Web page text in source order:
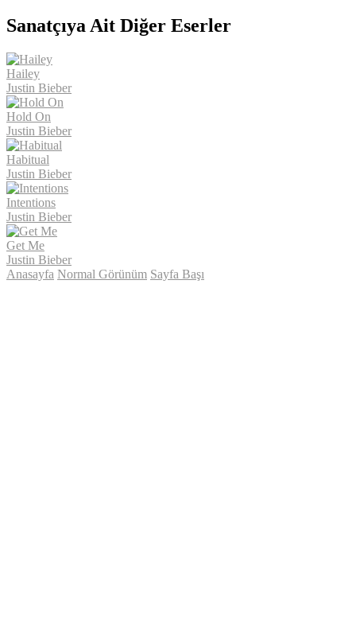
Sanatçıya Ait Diğer Eserler
Hailey
Justin Bieber
Hold On
Justin Bieber
Habitual
Justin Bieber
Intentions
Justin Bieber
Get Me
Justin Bieber
Anasayfa Normal Görünüm Sayfa Başı